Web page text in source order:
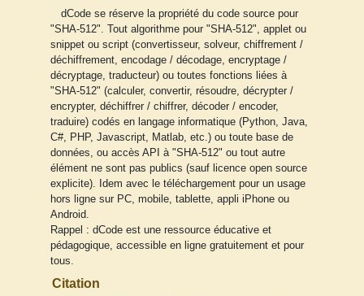
dCode se réserve la propriété du code source pour
"SHA-512". Tout algorithme pour "SHA-512", applet ou
snippet ou script (convertisseur, solveur, chiffrement /
déchiffrement, encodage / décodage, encryptage /
décryptage, traducteur) ou toutes fonctions liées à
"SHA-512" (calculer, convertir, résoudre, décrypter /
encrypter, déchiffrer / chiffrer, décoder / encoder,
traduire) codés en langage informatique (Python, Java,
C#, PHP, Javascript, Matlab, etc.) ou toute base de
données, ou accès API à "SHA-512" ou tout autre
élément ne sont pas publics (sauf licence open source
explicite). Idem avec le téléchargement pour un usage
hors ligne sur PC, mobile, tablette, appli iPhone ou
Android.
Rappel : dCode est une ressource éducative et
pédagogique, accessible en ligne gratuitement et pour
tous.
Citation